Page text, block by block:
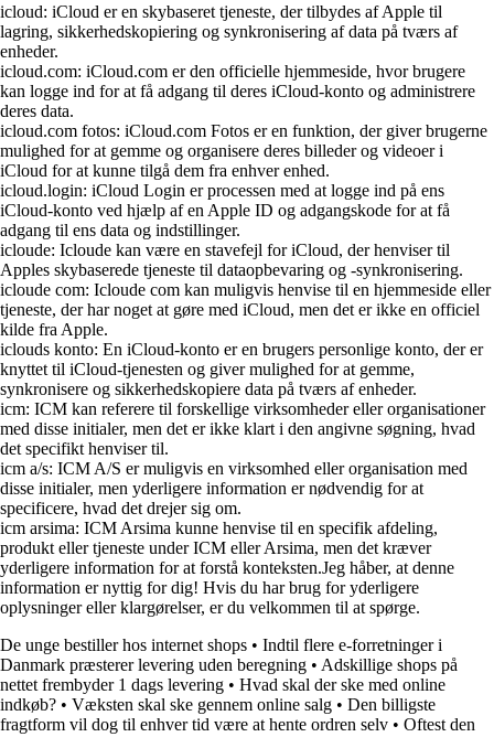
icloud: iCloud er en skybaseret tjeneste, der tilbydes af Apple til
lagring, sikkerhedskopiering og synkronisering af data på tværs af
enheder.
icloud.com: iCloud.com er den officielle hjemmeside, hvor brugere
kan logge ind for at få adgang til deres iCloud-konto og administrere
deres data.
icloud.com fotos: iCloud.com Fotos er en funktion, der giver brugerne
mulighed for at gemme og organisere deres billeder og videoer i
iCloud for at kunne tilgå dem fra enhver enhed.
icloud.login: iCloud Login er processen med at logge ind på ens
iCloud-konto ved hjælp af en Apple ID og adgangskode for at få
adgang til ens data og indstillinger.
icloude: Icloude kan være en stavefejl for iCloud, der henviser til
Apples skybaserede tjeneste til dataopbevaring og -synkronisering.
icloude com: Icloude com kan muligvis henvise til en hjemmeside eller
tjeneste, der har noget at gøre med iCloud, men det er ikke en officiel
kilde fra Apple.
iclouds konto: En iCloud-konto er en brugers personlige konto, der er
knyttet til iCloud-tjenesten og giver mulighed for at gemme,
synkronisere og sikkerhedskopiere data på tværs af enheder.
icm: ICM kan referere til forskellige virksomheder eller organisationer
med disse initialer, men det er ikke klart i den angivne søgning, hvad
det specifikt henviser til.
icm a/s: ICM A/S er muligvis en virksomhed eller organisation med
disse initialer, men yderligere information er nødvendig for at
specificere, hvad det drejer sig om.
icm arsima: ICM Arsima kunne henvise til en specifik afdeling,
produkt eller tjeneste under ICM eller Arsima, men det kræver
yderligere information for at forstå konteksten.Jeg håber, at denne
information er nyttig for dig! Hvis du har brug for yderligere
oplysninger eller klargørelser, er du velkommen til at spørge.
De unge bestiller hos internet shops • Indtil flere e-forretninger i
Danmark præsterer levering uden beregning • Adskillige shops på
nettet frembyder 1 dags levering • Hvad skal der ske med online
indkøb? • Væksten skal ske gennem online salg • Den billigste
fragtform vil dog til enhver tid være at hente ordren selv • Oftest den